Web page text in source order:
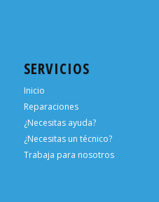
SERVICIOS
Inicio
Reparaciones
¿Necesitas ayuda?
¿Necesitas un técnico?
Trabaja para nosotros